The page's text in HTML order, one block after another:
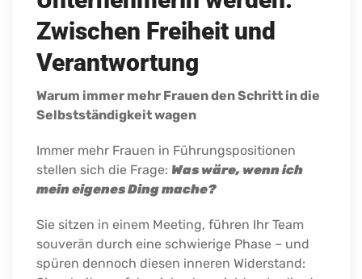
Zwischen Freiheit und
Verantwortung
Warum immer mehr Frauen den Schritt in die
Selbstständigkeit wagen
Immer mehr Frauen in Führungspositionen
stellen sich die Frage: Was wäre, wenn ich
mein eigenes Ding mache?
Sie sitzen in einem Meeting, führen Ihr Team
souverän durch eine schwierige Phase – und
spüren dennoch diesen inneren Widerstand: